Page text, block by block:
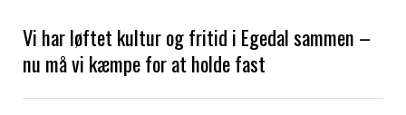
Vi har løftet kultur og fritid i Egedal sammen –
nu må vi kæmpe for at holde fast